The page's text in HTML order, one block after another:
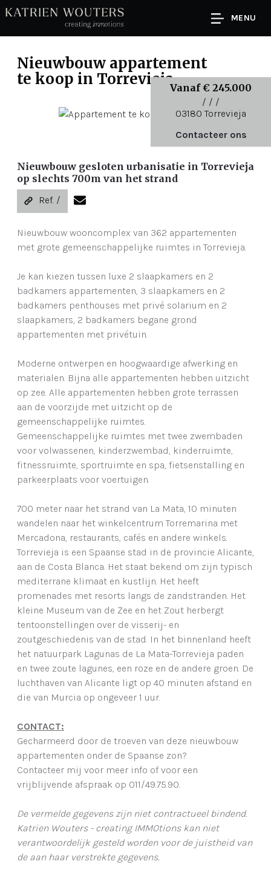
MENU
nieuwbouw appartement
te koop in TorreviejaVanaf € 245.000
/ / /
03180 Torrevieja
Contacteer ons
Nieuwbouw gesloten urbanisatie in Torrevieja
op slechts 700m van het strand
Ref. /
Nieuwbouw wooncomplex van 362 appartementen
met grote gemeenschappelijke ruimtes in Torrevieja.
Je kan kiezen tussen luxe 2 slaapkamers en 2
badkamers appartementen, 3 slaapkamers en 2
badkamers penthouses met privé solarium en 2
slaapkamers, 2 badkamers begane grond
appartementen met privétuin.
Moderne ontwerpen en hoogwaardige afwerking en
materialen. Bijna alle appartementen hebben uitzicht
op zee. Alle appartementen hebben grote terrassen
aan de voorzijde met uitzicht op de
gemeenschappelijke ruimtes.
Gemeenschappelijke ruimtes met twee zwembaden
voor volwassenen, kinderzwembad, kinderruimte,
fitnessruimte, sportruimte en spa, fietsenstalling en
parkeerplaats voor voertuigen.
700 meter naar het strand van La Mata, 10 minuten
wandelen naar het winkelcentrum Torremarina met
Mercadona, restaurants, cafés en andere winkels.
Torrevieja is een Spaanse stad in de provincie Alicante,
aan de Costa Blanca. Het staat bekend om zijn typisch
mediterrane klimaat en kustlijn. Het heeft
promenades met resorts langs de zandstranden. Het
kleine Museum van de Zee en het Zout herbergt
tentoonstellingen over de visserij- en
zoutgeschiedenis van de stad. In het binnenland heeft
het natuurpark Lagunas de La Mata-Torrevieja paden
en twee zoute lagunes, een roze en de andere groen. De
luchthaven van Alicante ligt op 40 minuten afstand en
die van Murcia op ongeveer 1 uur.
CONTACT:
Gecharmeerd door de troeven van deze nieuwbouw
appartementen onder de Spaanse zon?
Contacteer mij voor meer info of voor een
vrijblijvende afspraak op 011/49.75.90.
De vermelde gegevens zijn niet contractueel bindend.
Katrien Wouters - creating IMMOtions kan niet
verantwoordelijk gesteld worden voor de juistheid van
de aan haar verstrekte gegevens.